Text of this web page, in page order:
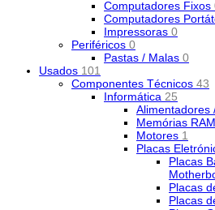
Computadores Fixos
Computadores
Impressoras 0
Periféricos 0
Pastas / Malas 0
Usados 101
Componentes Técnicos 43
Informática 25
Alimentadores
Memórias RAM
Motores 1
Placas
Placas
Placas
Placas